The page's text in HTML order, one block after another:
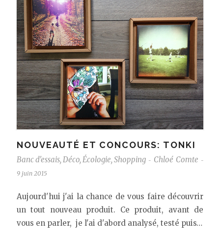
NOUVEAUTÉ ET CONCOURS: TONKI
Banc d'essais, Déco, Écologie, Shopping - Chloé Comte -
9 juin 2015
Aujourd'hui j'ai la chance de vous faire découvrir
un tout nouveau produit. Ce produit, avant de
vous en parler, je l'ai d'abord analysé, testé puis…